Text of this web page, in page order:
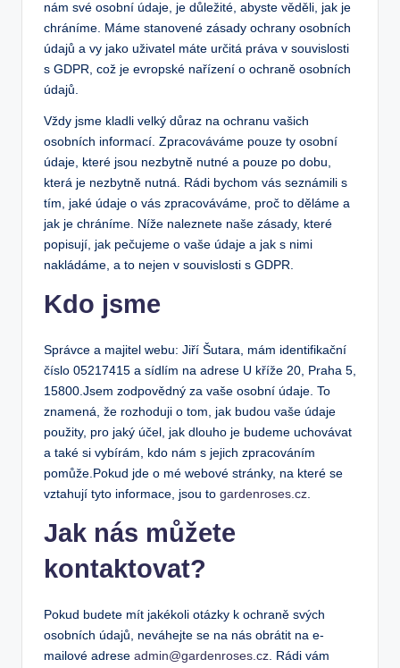
nám své osobní údaje, je důležité, abyste věděli, jak je
chráníme. Máme stanovené zásady ochrany osobních
údajů a vy jako uživatel máte určitá práva v souvislosti
s GDPR, což je evropské nařízení o ochraně osobních
údajů.
Vždy jsme kladli velký důraz na ochranu vašich
osobních informací. Zpracováváme pouze ty osobní
údaje, které jsou nezbytně nutné a pouze po dobu,
která je nezbytně nutná. Rádi bychom vás seznámili s
tím, jaké údaje o vás zpracováváme, proč to děláme a
jak je chráníme. Níže naleznete naše zásady, které
popisují, jak pečujeme o vaše údaje a jak s nimi
nakládáme, a to nejen v souvislosti s GDPR.
Kdo jsme
Správce a majitel webu: Jiří Šutara, mám identifikační
číslo 05217415 a sídlím na adrese U kříže 20, Praha 5,
15800.Jsem zodpovědný za vaše osobní údaje. To
znamená, že rozhoduji o tom, jak budou vaše údaje
použity, pro jaký účel, jak dlouho je budeme uchovávat
a také si vybírám, kdo nám s jejich zpracováním
pomůže.Pokud jde o mé webové stránky, na které se
vztahují tyto informace, jsou to gardenroses.cz.
Jak nás můžete
kontaktovat?
Pokud budete mít jakékoli otázky k ochraně svých
osobních údajů, neváhejte se na nás obrátit na e-
mailové adrese admin@gardenroses.cz. Rádi vám